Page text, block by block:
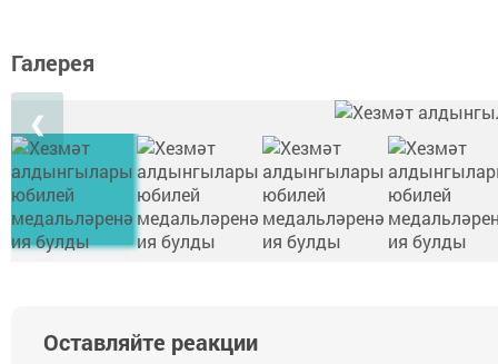
Галерея
❮
Оставляйте реакции